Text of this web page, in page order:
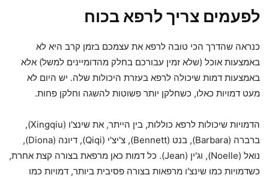
לפעמים צריך לרפא בכוח
כנראה שהדרך הכי טובה לרפא את עצמכם בזמן קרב היא לא
באמצעות אוכל (שלא זמין עבורכם בחלק מהדומיינים למשל) אלא
באמצעות דמות שיכולה לרפא בעזרת היכולות שלה. יש היום לא
מעט דמויות כאלו, כשחלקן יותר פשוטות להשגה וחלקן פחות.
הדמויות שיכולות לרפא כוללות, בין הייתר, את שינצ'ו (Xingqiu),
ברברה (Barbara), בנט (Bennett), צ'יצ'י (Qiqi), דיונה (Diona),
נואל (Noelle), וג'ין (Jean). כל דמות כאן מרפאת בצורה קצת אחרת,
כשדמויות כמו שינצ'ו מרפאות בצורה פסיבית ביותר, דמויות כמו